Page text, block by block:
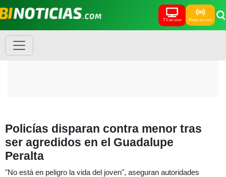
TV en vivo Radio en vivo
Policías disparan contra menor tras
ser agredidos en el Guadalupe
Peralta
"No está en peligro la vida del joven", aseguran autoridades